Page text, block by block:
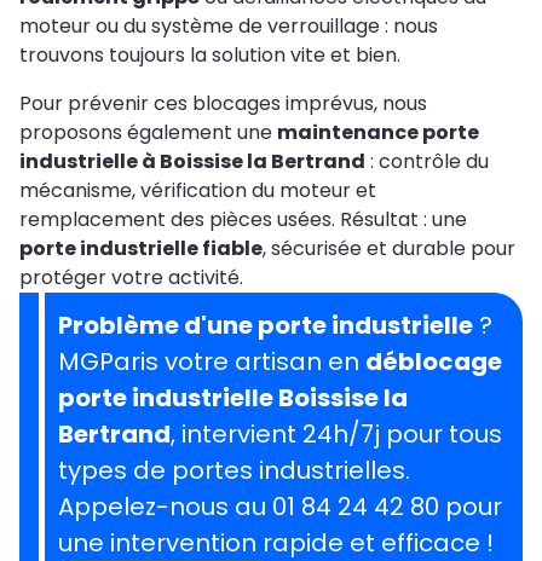
moteur ou du système de verrouillage : nous
trouvons toujours la solution vite et bien.
Pour prévenir ces blocages imprévus, nous
proposons également une maintenance porte
industrielle à Boissise la Bertrand : contrôle du
mécanisme, vérification du moteur et
remplacement des pièces usées. Résultat : une
porte industrielle fiable, sécurisée et durable pour
protéger votre activité.
Problème d'une porte industrielle ?
MGParis votre artisan en déblocage
porte industrielle Boissise la
Bertrand, intervient 24h/7j pour tous
types de portes industrielles.
Appelez-nous au 01 84 24 42 80 pour
une intervention rapide et efficace !